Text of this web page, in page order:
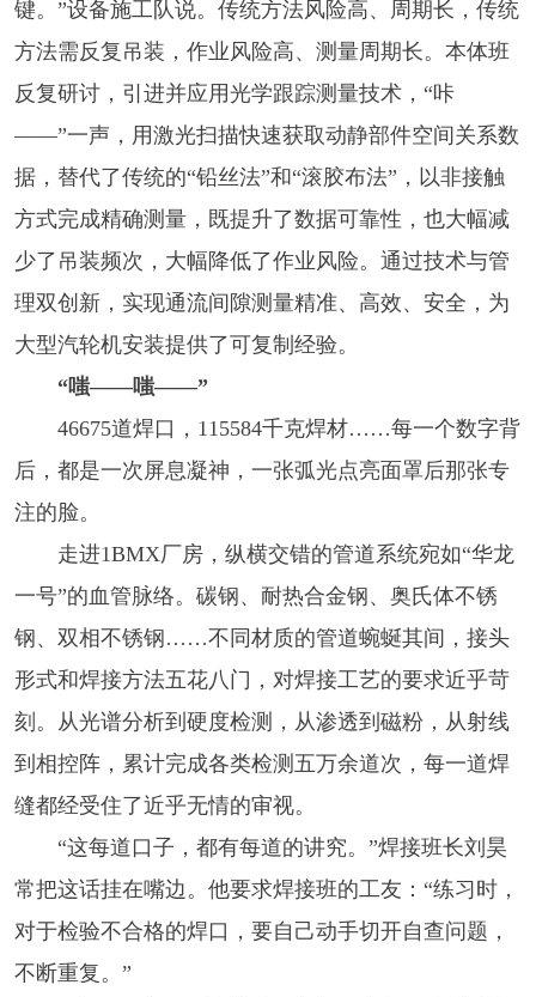
键。”设备施工队说。传统方法风险高、周期长，传统
方法需反复吊装，作业风险高、测量周期长。本体班
反复研讨，引进并应用光学跟踪测量技术，“咔
——”一声，用激光扫描快速获取动静部件空间关系数
据，替代了传统的“铅丝法”和“滚胶布法”，以非接触
方式完成精确测量，既提升了数据可靠性，也大幅减
少了吊装频次，大幅降低了作业风险。通过技术与管
理双创新，实现通流间隙测量精准、高效、安全，为
大型汽轮机安装提供了可复制经验。
“嗤——嗤——”
46675道焊口，115584千克焊材……每一个数字背
后，都是一次屏息凝神，一张弧光点亮面罩后那张专
注的脸。
走进1BMX厂房，纵横交错的管道系统宛如“华龙
一号”的血管脉络。碳钢、耐热合金钢、奥氏体不锈
钢、双相不锈钢……不同材质的管道蜿蜒其间，接头
形式和焊接方法五花八门，对焊接工艺的要求近乎苛
刻。从光谱分析到硬度检测，从渗透到磁粉，从射线
到相控阵，累计完成各类检测五万余道次，每一道焊
缝都经受住了近乎无情的审视。
“这每道口子，都有每道的讲究。”焊接班长刘昊
常把这话挂在嘴边。他要求焊接班的工友：“练习时，
对于检验不合格的焊口，要自己动手切开自查问题，
不断重复。”